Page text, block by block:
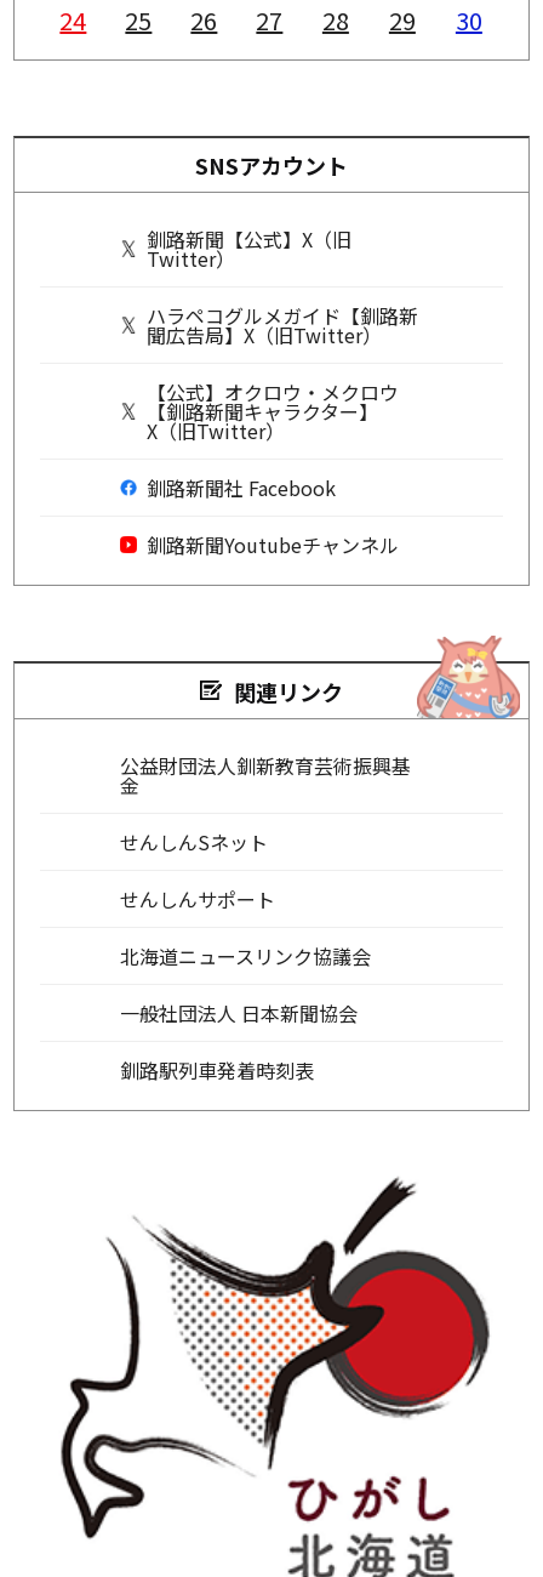
24
25 26 27 28 29 30
SNSアカウント
釧路新聞【公式】X（旧
Twitter）
ハラペコグルメガイド【釧路新
聞広告局】X（旧Twitter）
【公式】オクロウ・メクロウ
【釧路新聞キャラクター】
X（旧Twitter）
釧路新聞社 Facebook
釧路新聞Youtubeチャンネル
関連リンク
公益財団法人釧新教育芸術振興基
金
せんしんSネット
せんしんサポート
北海道ニュースリンク協議会
一般社団法人 日本新聞協会
釧路駅列車発着時刻表